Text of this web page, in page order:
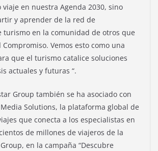
viaje en nuestra Agenda 2030, sino
y aprender de la red de
turismo en la comunidad de otros que
Vemos esto como una
que el turismo catalice soluciones
actuales y futuras “.
Group también se ha asociado con
Solutions, la plataforma global de
que conecta a los especialistas en
de millones de viajeros de la
en la campaña “Descubre